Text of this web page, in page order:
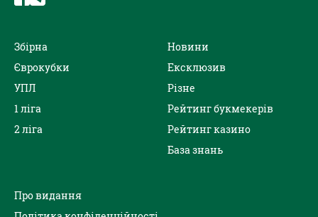
Збірна
Єврокубки
УПЛ
1 ліга
2 ліга
Новини
Ексклюзив
Різне
Рейтинг букмекерів
Рейтинг казино
База знань
Про видання